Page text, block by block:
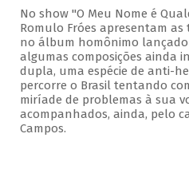
No show "O Meu Nome é
Romulo Fróes apresentam as
no álbum homônimo
algumas composições ainda
dupla, uma espécie de anti-
percorre o Brasil tentando
miríade de problemas à sua
acompanhados, ainda, pelo
Campos.